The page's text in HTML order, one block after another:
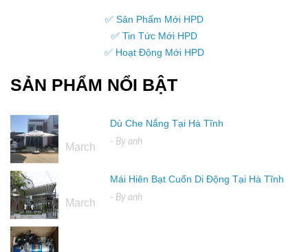
✅ Sản Phẩm Mới HPD
✅ Tin Tức Mới HPD
✅ Hoạt Động Mới HPD
SẢN PHẨM NỔI BẬT
March
Dù Che Nắng Tại Hà Tĩnh
- By anh
March
Mái Hiên Bạt Cuốn Di Động Tại Hà Tĩnh
- By anh